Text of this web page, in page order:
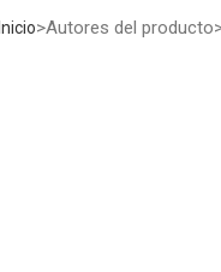
Inicio Autores del producto